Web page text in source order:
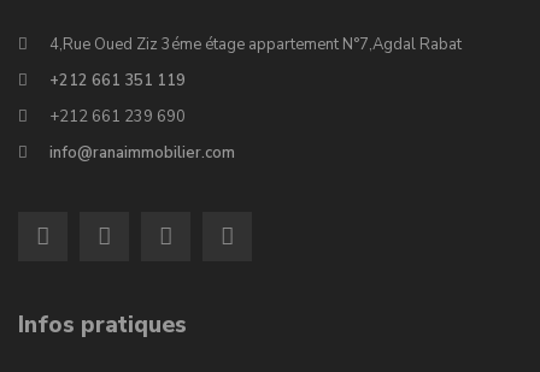
4,Rue Oued Ziz 3éme étage appartement N°7,Agdal Rabat
+212 661 351 119
+212 661 239 690
info@ranaimmobilier.com
Infos pratiques